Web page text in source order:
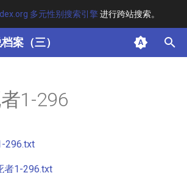
多元性别搜索引擎进行跨站搜索。
案（三）
1-296
296.txt
者1-296.txt